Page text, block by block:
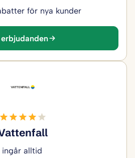
för nya kunder
ingår alltid